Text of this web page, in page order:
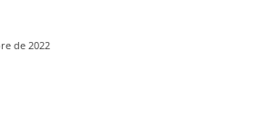
de 2022